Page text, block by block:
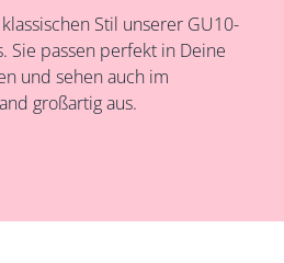
Stil unserer GU10-
Sie passen perfekt in Deine
und sehen auch im
großartig aus.